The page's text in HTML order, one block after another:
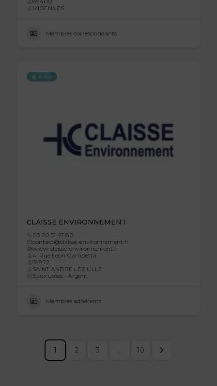
MIGENNES
Membres correspondants
Badge
CLAISSE ENVIRONNEMENT
03 20 51 47 80
contact@claisse-environnement.fr
www.claisse-environnement.fr
4, Rue Léon Gambetta
59872
SAINT ANDRE LEZ LILLE
Eaux usées - Argent
Membres adhérents
1 2 3 … 10